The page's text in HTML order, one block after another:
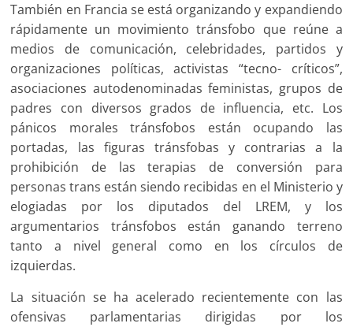
También en Francia se está organizando y expandiendo
rápidamente un movimiento tránsfobo que reúne a
medios de comunicación, celebridades, partidos y
organizaciones políticas, activistas “tecno- críticos”,
asociaciones autodenominadas feministas, grupos de
padres con diversos grados de influencia, etc. Los
pánicos morales tránsfobos están ocupando las
portadas, las figuras tránsfobas y contrarias a la
prohibición de las terapias de conversión para
personas trans están siendo recibidas en el Ministerio y
elogiadas por los diputados del LREM, y los
argumentarios tránsfobos están ganando terreno
tanto a nivel general como en los círculos de
izquierdas.
La situación se ha acelerado recientemente con las
ofensivas parlamentarias dirigidas por los